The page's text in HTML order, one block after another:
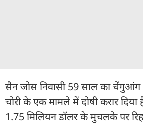
सैन जोस निवासी 59 साल का चेंगुआंग
चोरी के एक मामले में दोषी करार
1.75 मिलियन डॉलर के मुचलके पर